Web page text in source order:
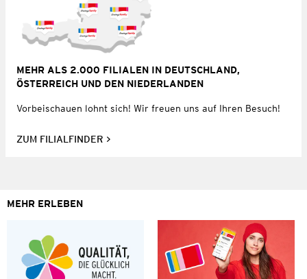
MEHR ALS 2.000 FILIALEN IN DEUTSCHLAND,
ÖSTERREICH UND DEN NIEDERLANDEN
Vorbeischauen lohnt sich! Wir freuen uns auf Ihren Besuch!
ZUM FILIALFINDER
MEHR ERLEBEN